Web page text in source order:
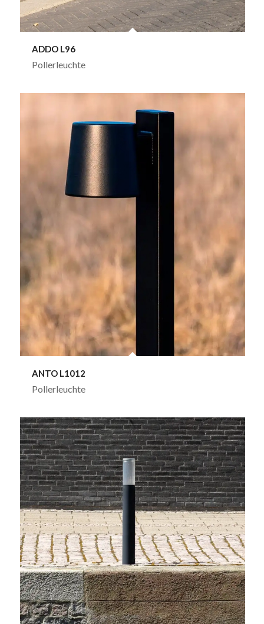
ADDO L96
Pollerleuchte
ANTO L1012
Pollerleuchte